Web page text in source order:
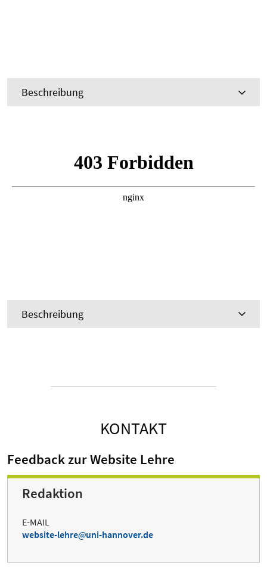
Beschreibung
Beschreibung
KONTAKT
Feedback zur Website Lehre
Redaktion
E-MAIL
website-lehre
uni-hannover.de